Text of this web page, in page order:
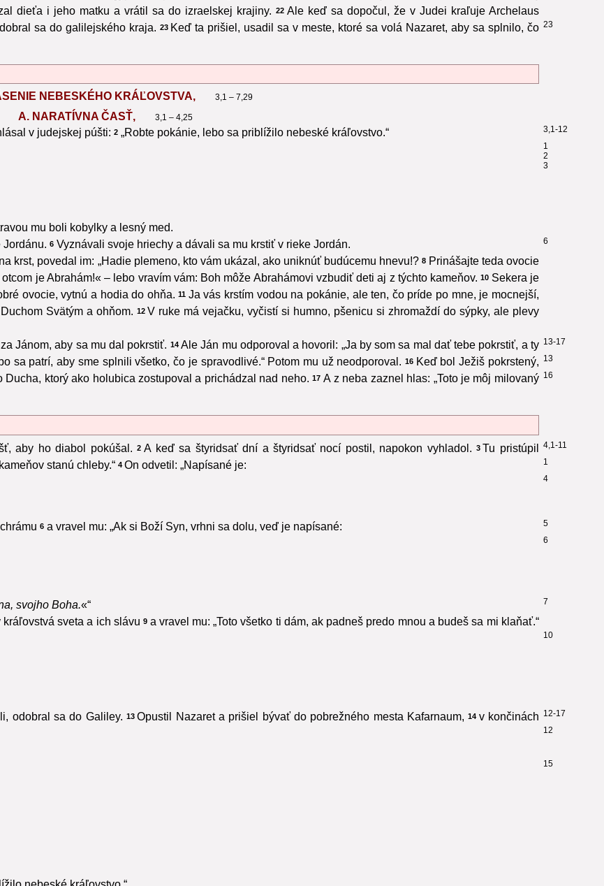
dieťa i jeho matku a vrátil sa do izraelskej krajiny. 22 Ale keď sa dopočul, že v Judei kraľuje Archelaus
sa do galilejského kraja. 23 23
Keď ta prišiel, usadil sa v meste, ktoré sa volá Nazaret, aby sa splnilo, čo
NEBESKÉHO KRÁĽOVSTVA, 3,1 – 7,29
A. NARATÍVNA ČASŤ, 3,1 – 4,25
3,1-12
1
v judejskej púšti: 2
2
„Robte pokánie, lebo sa priblížilo nebeské kráľovstvo.“
3
mu boli kobylky a lesný med.
Jordánu. 6 6
Vyznávali svoje hriechy a dávali sa mu krstiť v rieke Jordán.
krst, povedal im: „Hadie plemeno, kto vám ukázal, ako uniknúť budúcemu hnevu!? 8 Prinášajte teda ovocie
je Abrahám!« – lebo vravím vám: Boh môže Abrahámovi vzbudiť deti aj z týchto kameňov. 10 Sekera je
ovocie, vytnú a hodia do ohňa. 11 Ja vás krstím vodou na pokánie, ale ten, čo príde po mne, je mocnejší,
Svätým a ohňom. 12 V ruke má vejačku, vyčistí si humno, pšenicu si zhromaždí do sýpky, ale plevy
13-17
13
Jánom, aby sa mu dal pokrstiť. 14 Ale Ján mu odporoval a hovoril: „Ja by som sa mal dať tebe pokrstiť, a ty
sa patrí, aby sme splnili všetko, čo je spravodlivé.“ Potom mu už neodporoval. 16
16
Keď bol Ježiš pokrstený,
ktorý ako holubica zostupoval a prichádzal nad neho. 17 A z neba zaznel hlas: „Toto je môj milovaný
4,1-11
1
aby ho diabol pokúšal. 2 A keď sa štyridsať dní a štyridsať nocí postil, napokon vyhladol. 3 Tu pristúpil
stanú chleby.“ 4
4
On odvetil: „Napísané je:
5
6
6
a vravel mu: „Ak si Boží Syn, vrhni sa dolu, veď je napísané:
7
svojho Boha.«“
sveta a ich slávu 9 a vravel mu: „Toto všetko ti dám, ak padneš predo mnou a budeš sa mi klaňať.“
10
12-17
12
odobral sa do Galiley. 13 Opustil Nazaret a prišiel bývať do pobrežného mesta Kafarnaum, 14 v končinách
15